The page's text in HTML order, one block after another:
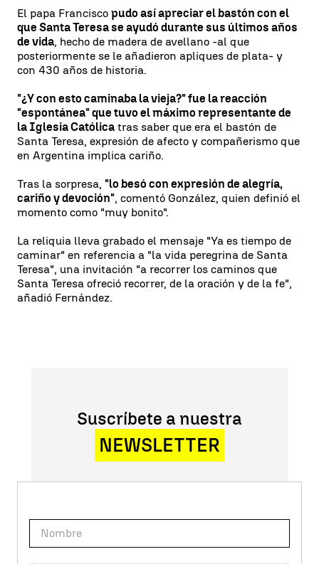
El papa Francisco pudo así apreciar el bastón con el
que Santa Teresa se ayudó durante sus últimos años
de vida, hecho de madera de avellano -al que
posteriormente se le añadieron apliques de plata- y
con 430 años de historia.
"¿Y con esto caminaba la vieja?" fue la reacción
"espontánea" que tuvo el máximo representante de
la Iglesia Católica tras saber que era el bastón de
Santa Teresa, expresión de afecto y compañerismo que
en Argentina implica cariño.
Tras la sorpresa, "lo besó con expresión de alegría,
cariño y devoción", comentó González, quien definió el
momento como "muy bonito".
La reliquia lleva grabado el mensaje "Ya es tiempo de
caminar" en referencia a "la vida peregrina de Santa
Teresa", una invitación "a recorrer los caminos que
Santa Teresa ofreció recorrer, de la oración y de la fe",
añadió Fernández.
Suscríbete a nuestra
NEWSLETTER